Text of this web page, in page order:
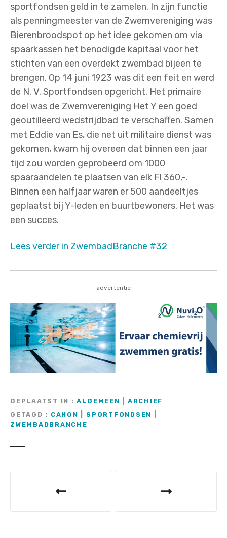
sportfondsen geld in te zamelen. In zijn functie
als penningmeester van de Zwemvereniging was
Bierenbroodspot op het idee gekomen om via
spaarkassen het benodigde kapitaal voor het
stichten van een overdekt zwembad bijeen te
brengen. Op 14 juni 1923 was dit een feit en werd
de N. V. Sportfondsen opgericht. Het primaire
doel was de Zwemvereniging Het Y een goed
geoutilleerd wedstrijdbad te verschaffen. Samen
met Eddie van Es, die net uit militaire dienst was
gekomen, kwam hij overeen dat binnen een jaar
tijd zou worden geprobeerd om 1000
spaaraandelen te plaatsen van elk Fl 360,-.
Binnen een halfjaar waren er 500 aandeeltjes
geplaatst bij Y-leden en buurtbewoners. Het was
een succes.
Lees verder in ZwembadBranche #32
advertentie
GEPLAATST IN ALGEMEEN
ARCHIEF
GETAGD
CANON |SPORTFONDSEN
ZWEMBADBRANCHE